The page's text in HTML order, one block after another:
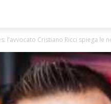
l’avvocato Cristiano Ricci spiega le